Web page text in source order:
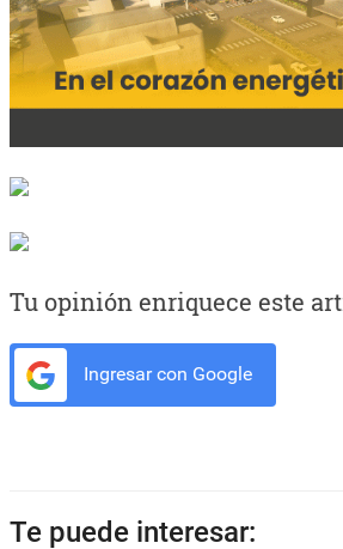
Tu opinión enriquece este
Ingresar con Google
Te puede interesar: